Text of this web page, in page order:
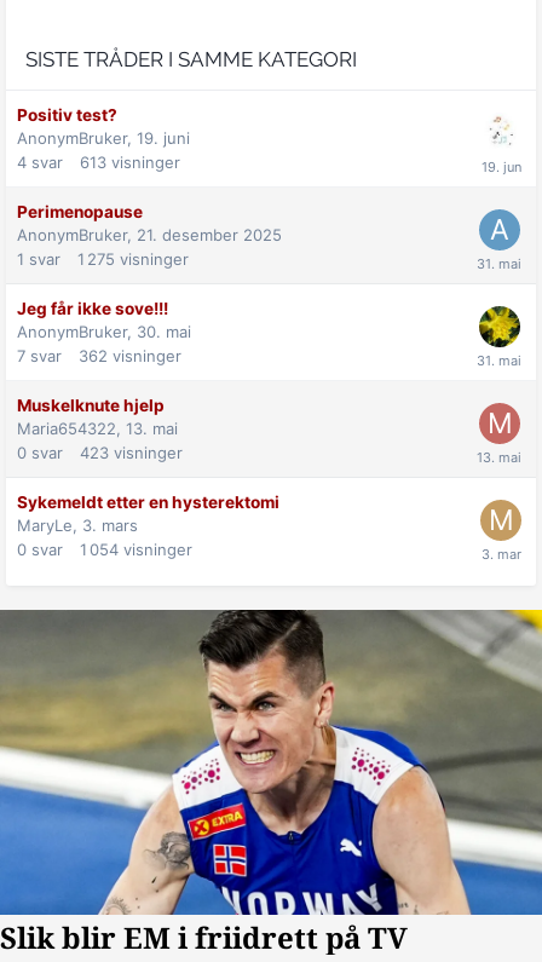
SISTE TRÅDER I SAMME KATEGORI
Positiv test?
AnonymBruker, 19. juni
4 svar 613 visninger
Perimenopause
AnonymBruker, 21. desember 2025
1 svar 1 275 visninger
Jeg får ikke sove!!!
AnonymBruker, 30. mai
7 svar 362 visninger
Muskelknute hjelp
Maria654322, 13. mai
0 svar 423 visninger
Sykemeldt etter en hysterektomi
MaryLe, 3. mars
0 svar 1 054 visninger